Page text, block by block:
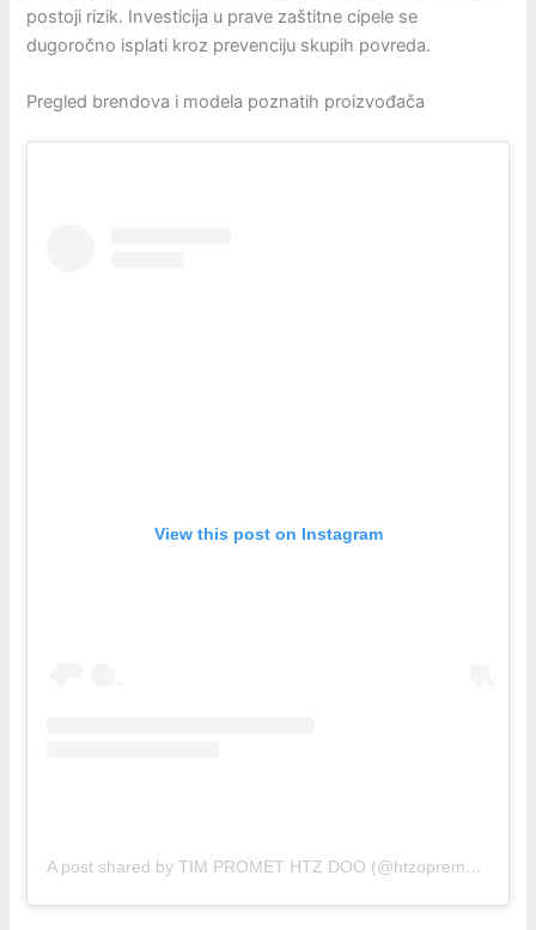
postoji rizik. Investicija u prave zaštitne cipele se
dugoročno isplati kroz prevenciju skupih povreda.
Pregled brendova i modela poznatih proizvođača
View this post on Instagram
A post shared by TIM PROMET HTZ DOO (@htzopremasrbija)